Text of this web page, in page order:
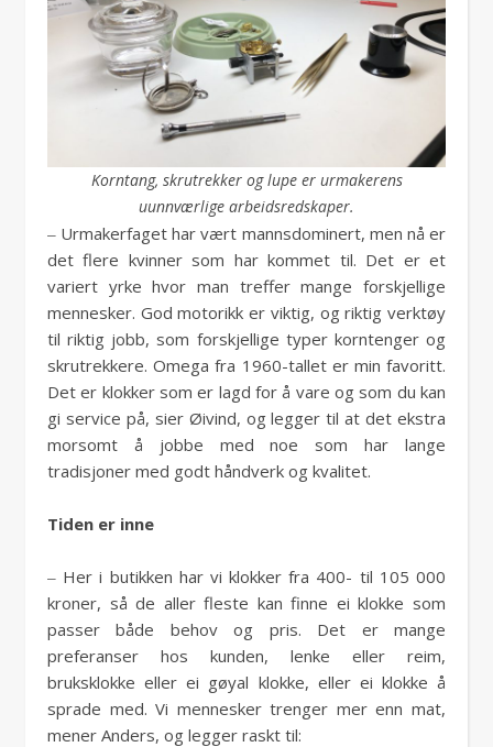
Korntang, skrutrekker og lupe er urmakerens
uunnværlige arbeidsredskaper.
‒ Urmakerfaget har vært mannsdominert, men nå er
det flere kvinner som har kommet til. Det er et
variert yrke hvor man treffer mange forskjellige
mennesker. God motorikk er viktig, og riktig verktøy
til riktig jobb, som forskjellige typer korntenger og
skrutrekkere. Omega fra 1960-tallet er min favoritt.
Det er klokker som er lagd for å vare og som du kan
gi service på, sier Øivind, og legger til at det ekstra
morsomt å jobbe med noe som har lange
tradisjoner med godt håndverk og kvalitet.
Tiden er inne
‒ Her i butikken har vi klokker fra 400- til 105 000
kroner, så de aller fleste kan finne ei klokke som
passer både behov og pris. Det er mange
preferanser hos kunden, lenke eller reim,
bruksklokke eller ei gøyal klokke, eller ei klokke å
sprade med. Vi mennesker trenger mer enn mat,
mener Anders, og legger raskt til: